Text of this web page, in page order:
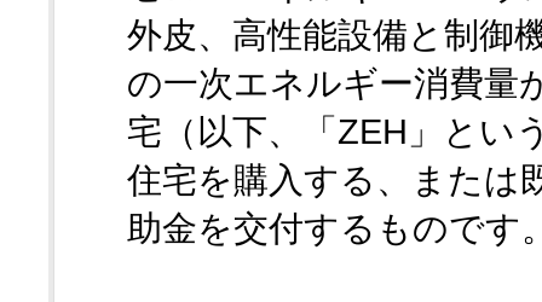
外皮、高性能設備と制御
の一次エネルギー消費量
宅（以下、「ZEH」とい
住宅を購入する、または
助金を交付するものです